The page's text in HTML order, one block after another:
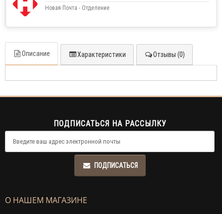
Новая Почта - Отделение
Описание Характеристики Отзывы (0)
ПОДПИСАТЬСЯ НА РАССЫЛКУ
ПОДПИСАТЬСЯ
О НАШЕМ МАГАЗИНЕ